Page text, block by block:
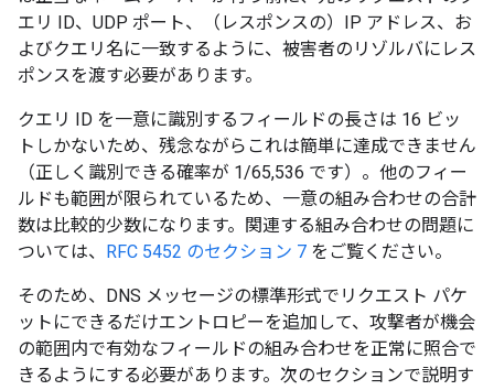
エリ ID、UDP ポート、（レスポンスの）IP アドレス、お
よびクエリ名に一致するように、被害者のリゾルバにレス
ポンスを渡す必要があります。
クエリ ID を一意に識別するフィールドの長さは 16 ビッ
トしかないため、残念ながらこれは簡単に達成できません
（正しく識別できる確率が 1/65,536 です）。他のフィー
ルドも範囲が限られているため、一意の組み合わせの合計
数は比較的少数になります。関連する組み合わせの問題に
ついては、
RFC 5452 のセクション 7 をご覧ください。
そのため、DNS メッセージの標準形式でリクエスト パケ
ットにできるだけエントロピーを追加して、攻撃者が機会
の範囲内で有効なフィールドの組み合わせを正常に照合で
きるようにする必要があります。次のセクションで説明す